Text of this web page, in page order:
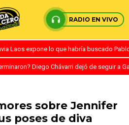
RADIO EN VIVO
Laos expone lo que habría buscado
Diego Chávarri dejó de seguir a
sobre Jennifer
poses de diva